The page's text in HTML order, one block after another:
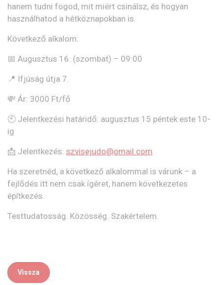
hanem tudni fogod, mit miért csinálsz, és hogyan
használhatod a hétköznapokban is.
Következő alkalom:
📅 Augusztus 16. (szombat) – 09:00
📍 Ifjúság útja 7.
💸 Ár: 3000 Ft/fő
🕙 Jelentkezési határidő: augusztus 15 péntek este 10-
ig
📩 Jelentkezés: szvisejudo@gmail.com
Ha szeretnéd, a következő alkalommal is várunk – a
fejlődés itt nem csak ígéret, hanem következetes
építkezés.
Testtudatosság. Közösség. Szakértelem.
Vissza